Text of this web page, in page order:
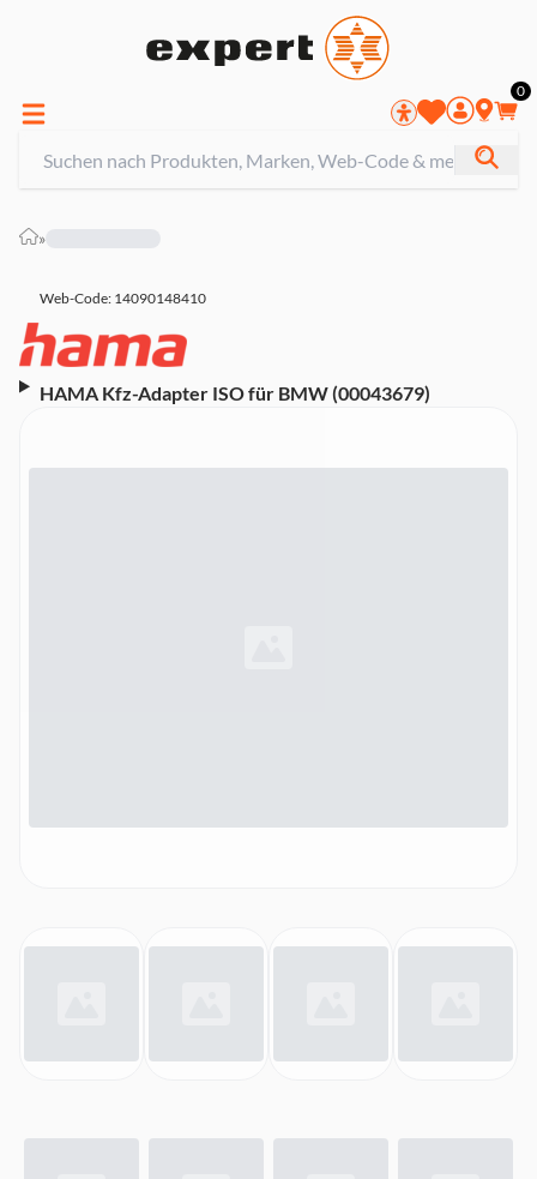
0
»
Web-Code: 14090148410
HAMA Kfz-Adapter ISO für BMW (00043679)